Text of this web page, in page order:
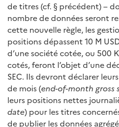
de titres (cf. § précédent) –
nombre de données seront
cette nouvelle règle, les
positions dépassent 10 M
d’une société cotée, ou 500
cotés, feront l’objet d’une
SEC. Ils devront déclarer
de mois (end-of-month gross
leurs positions nettes
date) pour les titres
de publier les données